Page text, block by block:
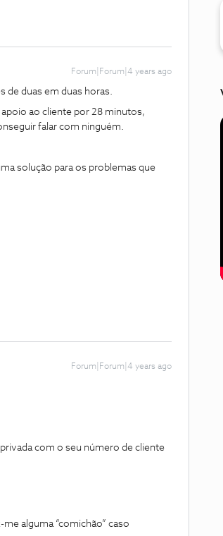
Forum|Forum|4 years ago
de duas em duas horas.
ao cliente por 28 minutos,
falar com ninguém.
solução para os problemas que
Forum|Forum|4 years ago
com o seu número de cliente
alguma “comichão” caso